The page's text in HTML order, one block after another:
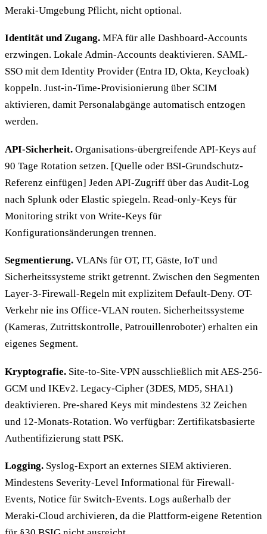
Meraki-Umgebung Pflicht, nicht optional.
Identität und Zugang. MFA für alle Dashboard-Accounts
erzwingen. Lokale Admin-Accounts deaktivieren. SAML-
SSO mit dem Identity Provider (Entra ID, Okta, Keycloak)
koppeln. Just-in-Time-Provisionierung über SCIM
aktivieren, damit Personalabgänge automatisch entzogen
werden.
API-Sicherheit. Organisations-übergreifende API-Keys auf
90 Tage Rotation setzen. [Quelle oder BSI-Grundschutz-
Referenz einfügen] Jeden API-Zugriff über das Audit-Log
nach Splunk oder Elastic spiegeln. Read-only-Keys für
Monitoring strikt von Write-Keys für
Konfigurationsänderungen trennen.
Segmentierung. VLANs für OT, IT, Gäste, IoT und
Sicherheitssysteme strikt getrennt. Zwischen den Segmenten
Layer-3-Firewall-Regeln mit explizitem Default-Deny. OT-
Verkehr nie ins Office-VLAN routen. Sicherheitssysteme
(Kameras, Zutrittskontrolle, Patrouillenroboter) erhalten ein
eigenes Segment.
Kryptografie. Site-to-Site-VPN ausschließlich mit AES-256-
GCM und IKEv2. Legacy-Cipher (3DES, MD5, SHA1)
deaktivieren. Pre-shared Keys mit mindestens 32 Zeichen
und 12-Monats-Rotation. Wo verfügbar: Zertifikatsbasierte
Authentifizierung statt PSK.
Logging. Syslog-Export an externes SIEM aktivieren.
Mindestens Severity-Level Informational für Firewall-
Events, Notice für Switch-Events. Logs außerhalb der
Meraki-Cloud archivieren, da die Plattform-eigene Retention